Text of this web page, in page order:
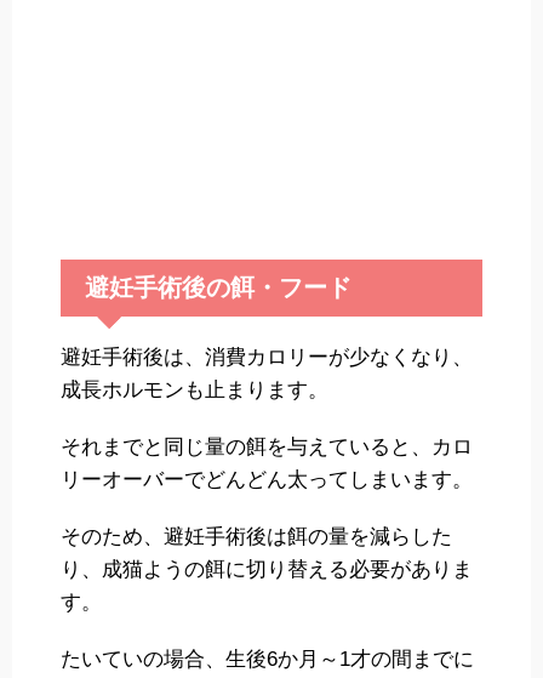
避妊手術後の餌・フード
避妊手術後は、消費カロリーが少なくなり、
成長ホルモンも止まります。
それまでと同じ量の餌を与えていると、カロ
リーオーバーでどんどん太ってしまいます。
そのため、避妊手術後は餌の量を減らした
り、成猫ようの餌に切り替える必要がありま
す。
たいていの場合、生後6か月～1才の間までに